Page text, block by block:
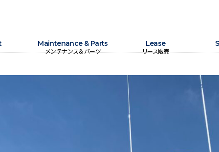
Maintenance & Parts
メンテナンス＆パーツ
Lease
リース販売